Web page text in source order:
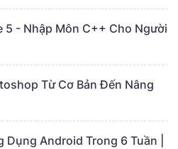
5 - Nhập Môn C++ Cho Người
Từ Cơ Bản Đến Nâng
Android Trong 6 Tuần |